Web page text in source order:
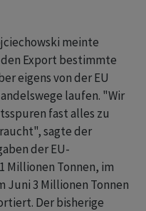
meinte
Export bestimmte
eigens von der EU
laufen. "Wir
fast alles zu
sagte der
der EU-
Millionen Tonnen, im
Juni 3 Millionen Tonnen
Der bisherige